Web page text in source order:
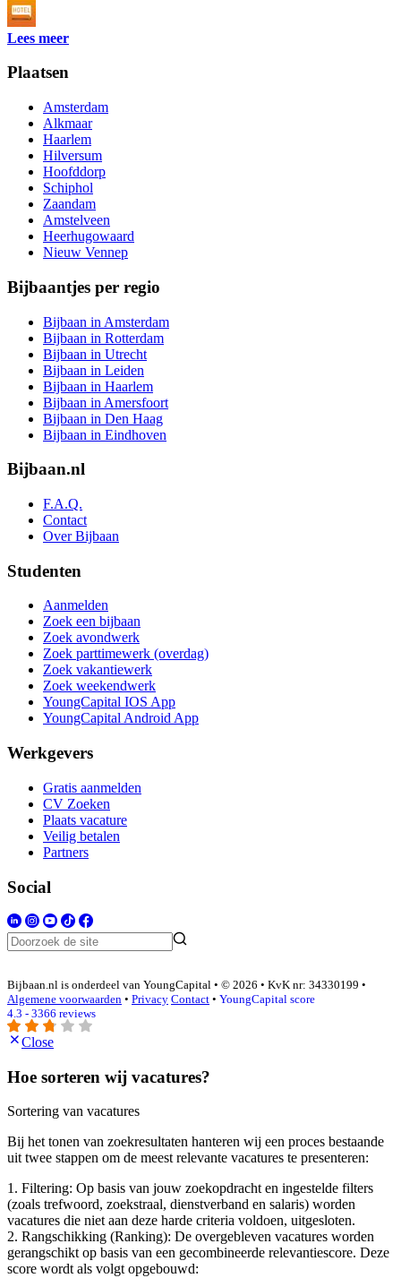
Lees meer
Plaatsen
Amsterdam
Alkmaar
Haarlem
Hilversum
Hoofddorp
Schiphol
Zaandam
Amstelveen
Heerhugowaard
Nieuw Vennep
Bijbaantjes per regio
Bijbaan in Amsterdam
Bijbaan in Rotterdam
Bijbaan in Utrecht
Bijbaan in Leiden
Bijbaan in Haarlem
Bijbaan in Amersfoort
Bijbaan in Den Haag
Bijbaan in Eindhoven
Bijbaan.nl
F.A.Q.
Contact
Over Bijbaan
Studenten
Aanmelden
Zoek een bijbaan
Zoek avondwerk
Zoek parttimewerk (overdag)
Zoek vakantiewerk
Zoek weekendwerk
YoungCapital IOS App
YoungCapital Android App
Werkgevers
Gratis aanmelden
CV Zoeken
Plaats vacature
Veilig betalen
Partners
Social
Bijbaan.nl is onderdeel van YoungCapital • © 2026 • KvK nr: 34330199 •
Algemene voorwaarden • Privacy Contact • YoungCapital score
4.3 - 3366 reviews
Close
Hoe sorteren wij vacatures?
Sortering van vacatures
Bij het tonen van zoekresultaten hanteren wij een proces bestaande
uit twee stappen om de meest relevante vacatures te presenteren:
1. Filtering: Op basis van jouw zoekopdracht en ingestelde filters
(zoals trefwoord, zoekstraal, dienstverband en salaris) worden
vacatures die niet aan deze harde criteria voldoen, uitgesloten.
2. Rangschikking (Ranking): De overgebleven vacatures worden
gerangschikt op basis van een gecombineerde relevantiescore. Deze
score wordt als volgt opgebouwd: